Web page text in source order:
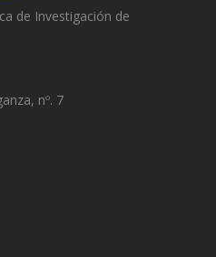
de Investigación de
nº. 7